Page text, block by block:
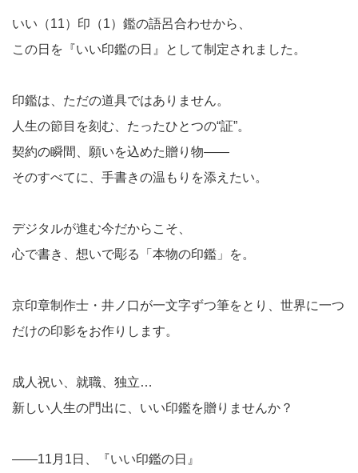
いい（11）印（1）鑑の語呂合わせから、
この日を『いい印鑑の日』として制定されました。
印鑑は、ただの道具ではありません。
人生の節目を刻む、たったひとつの“証”。
契約の瞬間、願いを込めた贈り物——
そのすべてに、手書きの温もりを添えたい。
デジタルが進む今だからこそ、
心で書き、想いで彫る「本物の印鑑」を。
京印章制作士・井ノ口が一文字ずつ筆をとり、世界に一つ
だけの印影をお作りします。
成人祝い、就職、独立…
新しい人生の門出に、いい印鑑を贈りませんか？
――11月1日、『いい印鑑の日』